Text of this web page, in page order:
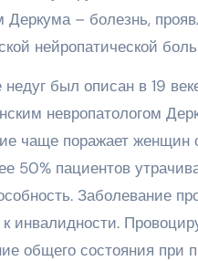
Деркума – болезнь,
нейропатической
был описан в 19
невропатологом
чаще поражает женщин
50% пациентов
Заболевание
инвалидности.
общего состояния при